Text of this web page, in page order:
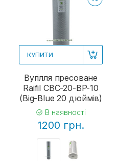
КУПИТИ
Вугілля пресоване
Raifil CBC-20-BP-10
(Big-Blue 20 дюймів)
В наявності
1200 грн.